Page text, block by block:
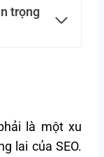
trọng
là một xu
lai của SEO.